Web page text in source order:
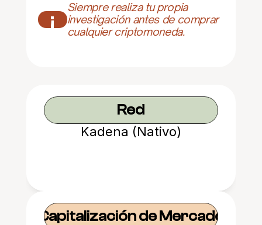
¡
Siempre realiza tu propia
investigación antes de comprar
cualquier criptomoneda.
Red
Kadena (Nativo)
Capitalización de Mercado